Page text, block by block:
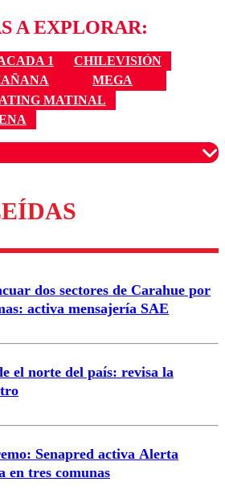
A EXPLORAR:
1
CHILEVISIÓN
MEGA
MATINAL
son moderados para garantizar un
respetuoso.
dos sectores de Carahue por
activa mensajería SAE
el norte del país: revisa la
Senapred activa Alerta
en tres comunas